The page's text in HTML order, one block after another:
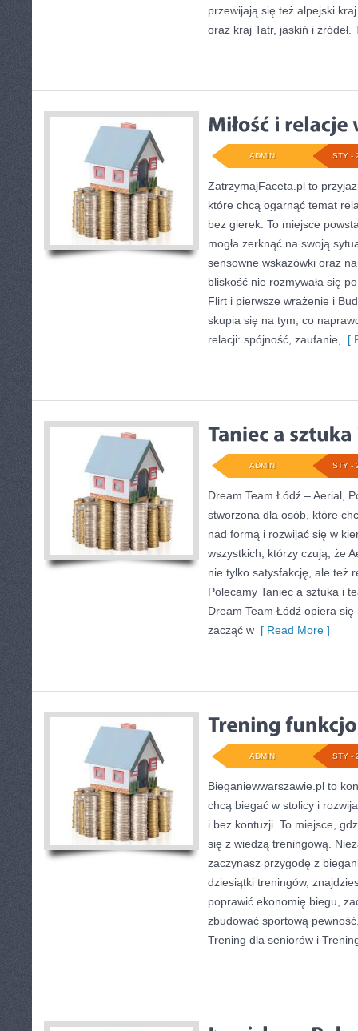
przewijają się też alpejski
oraz kraj Tatr, jaskiń i źródeł.
STY -
ADMIN
ZatrzymajFaceta.pl to
które chcą ogarnąć temat
bez gierek. To miejsce
mogła zerknąć na swoją
sensowne wskazówki oraz
bliskość nie rozmywała się
Flirt i pierwsze wrażenie i
skupia się na tym, co
relacji: spójność, zaufanie,
[
STY -
ADMIN
Dream Team Łódź – Aerial,
stworzona dla osób, które
nad formą i rozwijać się w
wszystkich, którzy czują, że
nie tylko satysfakcję, ale też
Polecamy Taniec a sztuka i
Dream Team Łódź opiera
zacząć w [ Read More ]
STY -
ADMIN
Bieganiewwarszawie.pl to
chcą biegać w stolicy i
i bez kontuzji. To miejsce,
się z wiedzą treningową.
zaczynasz przygodę z
dziesiątki treningów,
poprawić ekonomię biegu,
zbudować sportową
Trening dla seniorów i